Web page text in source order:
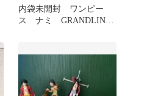
内袋未開封 ワンピー
ス ナミ GRANDLINE